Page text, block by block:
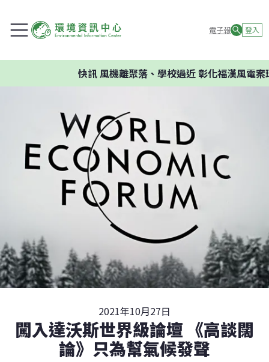
電子報 登入
快訊風機離聚落、學校過近 彰化福漢風電案環
2021年10月27日
闖入達沃斯世界級論壇 《高談闊
論》只為幫氣候發聲